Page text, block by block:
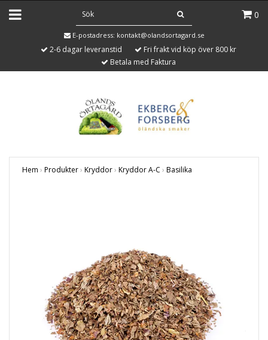
0
E-postadress: kontakt@olandsortagard.se
2-6 dagar leveranstid
Fri frakt vid köp över 800 kr
Betala med Faktura
Hem › Produkter› Kryddor› Kryddor A-C › Basilika